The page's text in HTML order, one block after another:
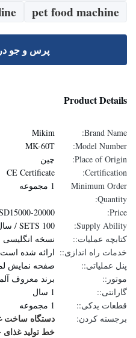
pet food machine
پرس و جو
Product Details
Brand Name:
Mikim
Model Number:
MK-60T
Place of Origin:
چین
Certification:
CE Certificate
Minimum Order
Quantity:
1 مجموعه
Price:
20000
Supply Ability:
100 SETS / سال
کتابچه عملیات::
نسخه انگلیسی
خدمات راه اندازی:: ارائه شده است
پنل عملیاتی::
صفحه نمایش
موتور::
برند معروف
گارانتی::
1 سال
قطعات یدکی::
1 مجموعه
برجسته کردن:
دستگاه ساخت
خط تولید غذای